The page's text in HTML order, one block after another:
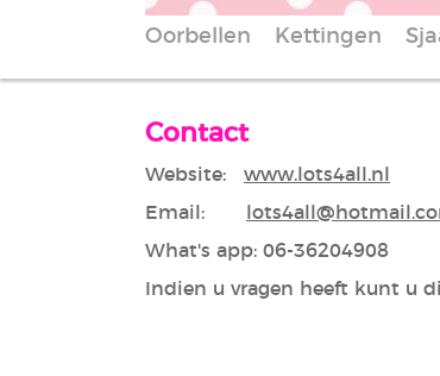
Oorbellen Kettingen
Contact
Website: www.lots4all.nl
Email:
What's app: 06-36204908
Indien u vragen heeft kunt u